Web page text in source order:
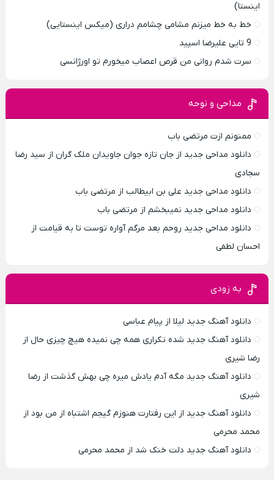
اینستا)
خط به خط میزنم مشامی چشامم دراری (میکس اینستایی)
9 تایی علیرضا اسپید
سرت شدم روانی من قرص اعصاب میخورم تو اورژانسی
مداحی و نوحه
ممنونم ازت مرتضی باب
دانلود مداحی جدید از جان تازه جوان جاویدان ملک گران از سید رضا
سجادی
دانلود مداحی جدید علی بن ابیطالب از مرتضی باب
دانلود مداحی جدید نمیبخشم از مرتضی باب
دانلود مداحی جدید روحم بعد مرگم آواره توست تا به قیامت از
احسان لطفی
به زودی
دانلود آهنگ جدید لیلا از پیام عباسی
دانلود آهنگ جدید شده تکراری همه چی نمیده هیچ چیزی حال از
رضا شیری
دانلود آهنگ جدید مگه آدم یادش میره چی بهش گذشت از رضا
شیری
دانلود آهنگ جدید از این رفتارت هنوزم گیجم اشتباه از من بود از
محمد محرمی
دانلود آهنگ جدید دلت خنک شد از محمد محرمی